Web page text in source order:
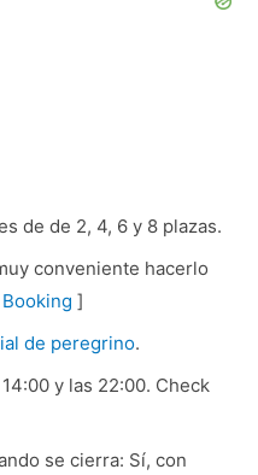
de de 2, 4, 6 y 8 plazas.
conveniente hacerlo
]
de peregrino.
y las 22:00. Check
se cierra: Sí, con